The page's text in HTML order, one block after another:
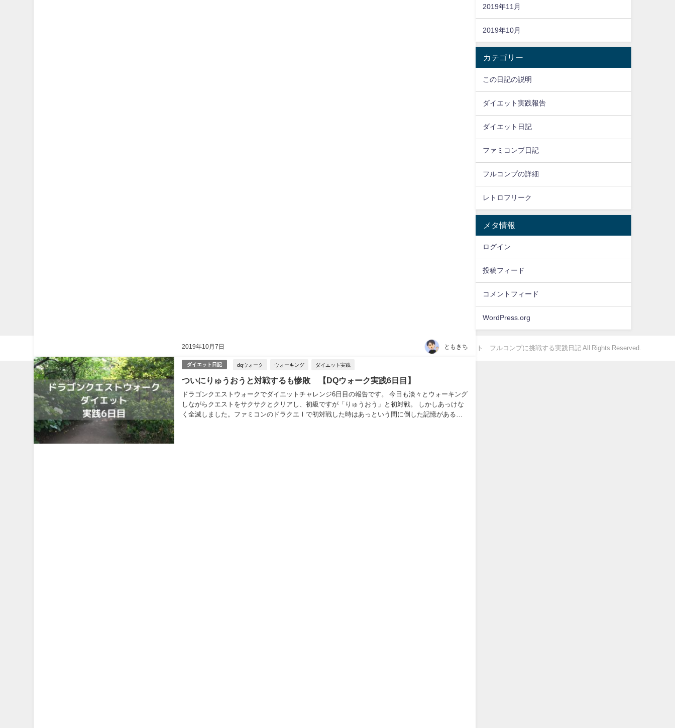
2019年10月7日 ともきち
ダイエット日記 dqウォーク ウォーキング ダイエット実践
ついにりゅうおうと対戦するも惨敗 【DQウォーク実践6日目】
ドラゴンクエストウォークでダイエットチャレンジ6日目の報告です。 今日も淡々とウォーキング
しながらクエストをサクサクとクリアし、初級ですが「りゅうおう」と初対戦。 しかしあっけな
く全滅しました。ファミコンのドラクエⅠで初対戦した時はあっという間に倒した記憶があるの
2019年11月
2019年10月
カテゴリー
この日記の説明
ダイエット実践報告
ダイエット日記
ファミコンプ日記
フルコンプの詳細
レトロフリーク
メタ情報
ログイン
投稿フィード
コメントフィード
WordPress.org
サイトマップ ファミコンカセット フルコンプに挑戦する実践日記 All Rights Reserved.